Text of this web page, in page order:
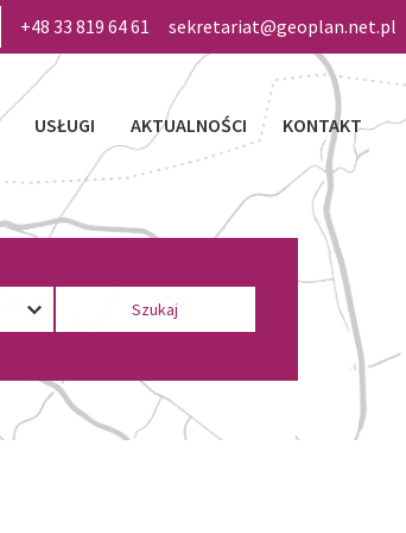
+48 33 819 64 61 sekretariat@geoplan.net.pl
USŁUGI AKTUALNOŚCI KONTAKT